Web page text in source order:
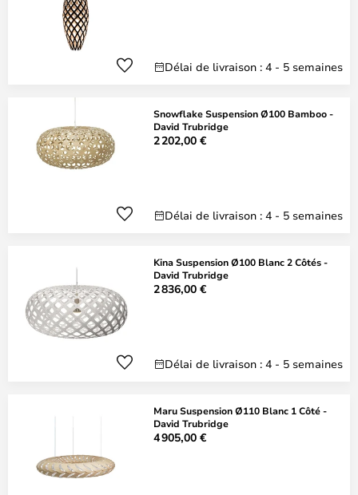
Délai de livraison : 4 - 5 semaines
Snowflake Suspension Ø100 Bamboo -
David Trubridge
2 202,00 €
Délai de livraison : 4 - 5 semaines
Kina Suspension Ø100 Blanc 2 Côtés -
David Trubridge
2 836,00 €
Délai de livraison : 4 - 5 semaines
Maru Suspension Ø110 Blanc 1 Côté -
David Trubridge
4 905,00 €